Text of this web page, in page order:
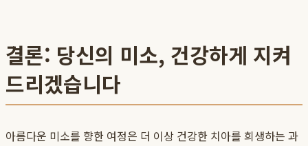
결론: 당신의 미소, 건강하게 지켜
드리겠습니다
아름다운 미소를 향한 여정은 더 이상 건강한 치아를 희생하는 과